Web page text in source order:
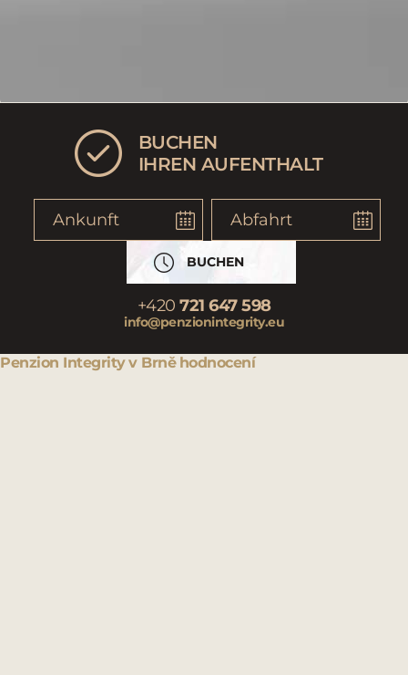
BUCHEN
IHREN AUFENTHALT
BUCHEN
+420 721 647 598
info@penzionintegrity.eu
Penzion Integrityv Brně hodnocení